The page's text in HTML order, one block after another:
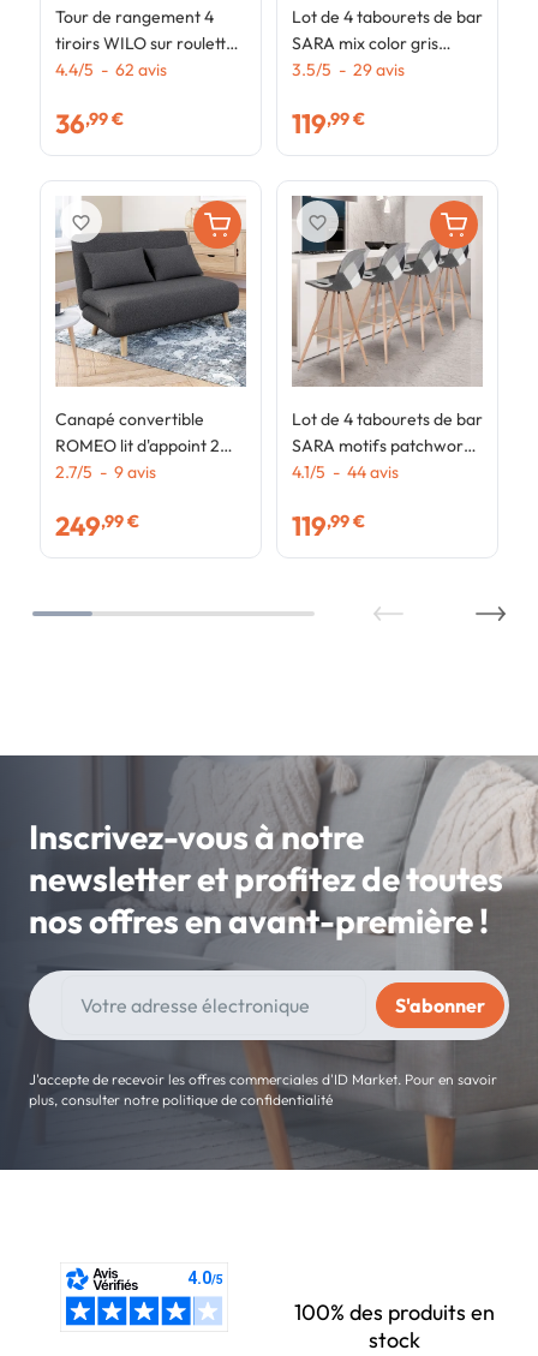
Tour de rangement 4
tiroirs WILO sur roulettes
colonne gain de place
4.4/5 - 62 avis
36,99 €
Canapé convertible
ROMEO lit d'appoint 2
places 120 x 190 cm tissu
2.7/5 - 9avis
249,99 €
favorite_border
Lot de 4 tabourets de bar
SARA mix color gris
foncé, gris clair, blanc et
3.5/5 - 29avis
119,99 €
Lot de 4 tabourets de bar
SARA motifs patchworks
noirs, gris et blancs
4.1/5 - 44avis
119,99 €
favorite_border
Inscrivez-vous à notre
newsletter et profitez de toutes
nos offres en avant-première !
J'accepte de recevoir les offres commerciales d'ID Market. Pour en savoir
plus, consulter notre politique de confidentialité
100% des produits en
stock